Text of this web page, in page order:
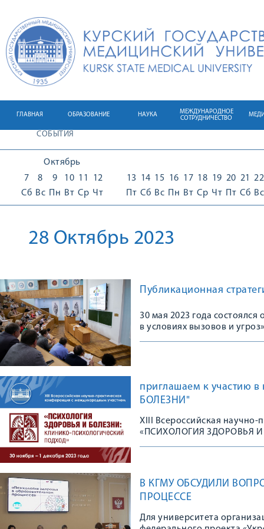
ГЛАВНАЯ ОБРАЗОВАНИЕ НАУКА
МЕЖДУНАРОДНОЕ
СОТРУДНИЧЕСТВО
СОБЫТИЯ
Октябрь
7
Сб
8
Вс
9
Пн
10
Вт
11
Ср
12
Чт
13
Пт
14
Сб
15
Вс
16
Пн
17
Вт
18
Ср
19
Чт
20
Пт
21
Сб
22
Вс
28 Октябрь 2023
Публикационная
30 мая 2023 года
в условиях вызовов и
приглашаем к участию
БОЛЕЗНИ"
XIII Всероссийская
«ПСИХОЛОГИЯ ЗДОРОВЬЯ
В КГМУ ОБСУДИЛИ
ПРОЦЕССЕ
Для университета